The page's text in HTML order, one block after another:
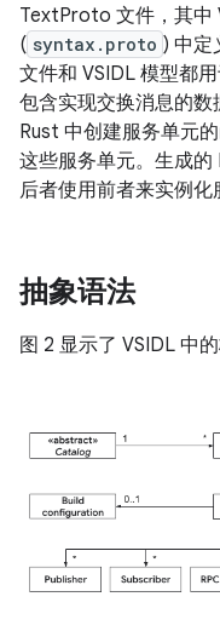
TextProto 文件，其中
( syntax.proto ) 中定
文件和 VSIDL 模型都
包含实现交换消息的
Rust 中创建服务单元
这些服务单元。生成的
后者使用前者来实例化
抽象语法
图 2 显示了 VSIDL 中